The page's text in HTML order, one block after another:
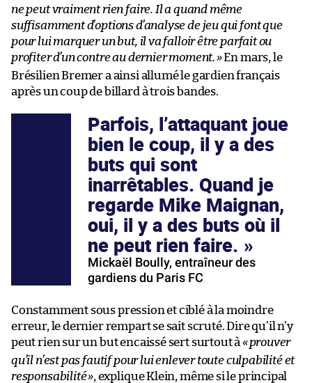
ne peut vraiment rien faire. Il a quand même
suffisamment d’options d’analyse de jeu qui font que
pour lui marquer un but, il va falloir être parfait ou
profiter d’un contre au dernier moment.»En mars, le
Brésilien Bremer a ainsi allumé le gardien français
après un coup de billard à trois bandes.
Parfois, l’attaquant joue
bien le coup, il y a des
buts qui sont
inarrêtables. Quand je
regarde Mike Maignan,
oui, il y a des buts où il
ne peut rien faire.
Mickaël Boully, entraîneur des
gardiens du Paris FC
Constamment sous pression et ciblé à la moindre
erreur, le dernier rempart se sait scruté. Dire qu’il n’y
peut rien sur un but encaissé sert surtout à «prouver
qu’il n’est pas fautif pour lui enlever toute culpabilité et
responsabilité», explique Klein, même si le principal